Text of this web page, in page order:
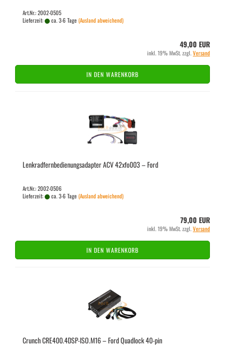
Art.Nr.: 2002-0505
Lieferzeit:
ca. 3-6 Tage(Ausland abweichend)
49,00 EUR
inkl. 19% MwSt. zzgl.Versand
IN DEN WARENKORB
Lenk­rad­fern­be­die­nungs­ad­ap­ter ACV 42xfo003 – Ford
Art.Nr.: 2002-0506
Lieferzeit:
ca. 3-6 Tage(Ausland abweichend)
79,00 EUR
inkl. 19% MwSt. zzgl.Versand
IN DEN WARENKORB
Crunch CRE400.4DSP-​ISO.M16 – Ford Quad­lock 40-​pin